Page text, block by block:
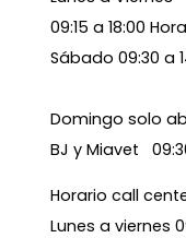
09:15 a 18:00
Sábado 09:30 a
Domingo solo
BJ y Miavet
Horario call
Lunes a viernes